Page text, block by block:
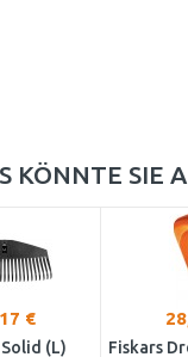
KÖNNTE SIE
€
(L)
Fiskars